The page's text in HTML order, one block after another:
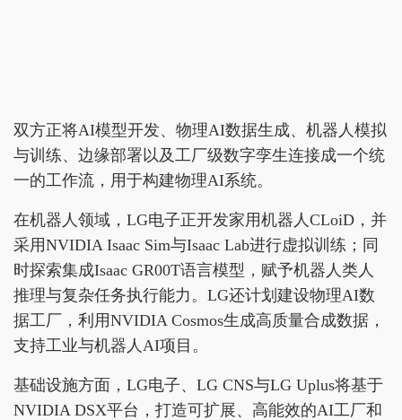
双方正将AI模型开发、物理AI数据生成、机器人模拟
与训练、边缘部署以及工厂级数字孪生连接成一个统
一的工作流，用于构建物理AI系统。
在机器人领域，LG电子正开发家用机器人CLoiD，并
采用NVIDIA Isaac Sim与Isaac Lab进行虚拟训练；同
时探索集成Isaac GR00T语言模型，赋予机器人类人
推理与复杂任务执行能力。LG还计划建设物理AI数
据工厂，利用NVIDIA Cosmos生成高质量合成数据，
支持工业与机器人AI项目。
基础设施方面，LG电子、LG CNS与LG Uplus将基于
NVIDIA DSX平台，打造可扩展、高能效的AI工厂和